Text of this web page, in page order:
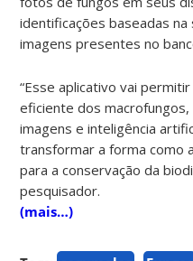
identificações baseadas na
imagens presentes no
“Esse aplicativo vai
eficiente dos
imagens e inteligência
transformar a forma como
para a conservação da
pesquisador.
(mais…)